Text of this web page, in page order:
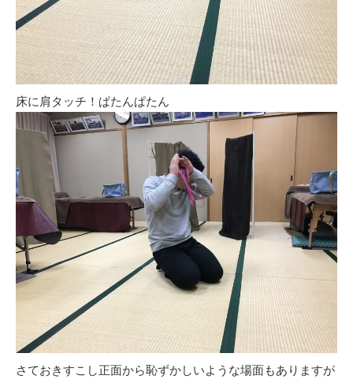
床に肩タッチ！ぱたんぱたん
さておきすこし正面から恥ずかしいような場面もありますが